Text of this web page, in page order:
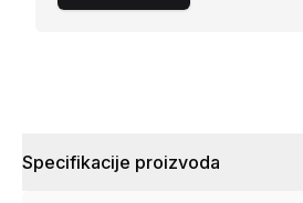
Specifikacije proizvoda